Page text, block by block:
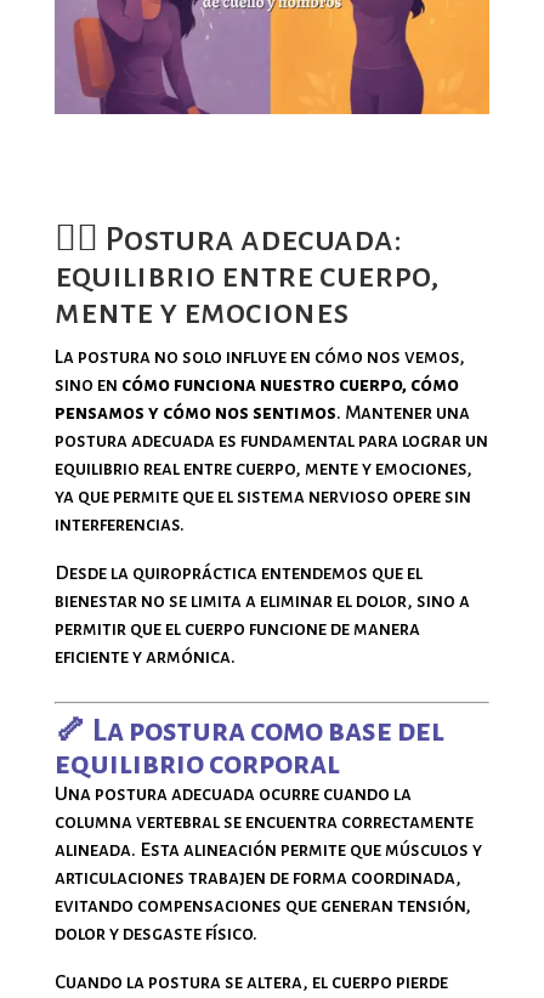
🧘‍♀️ Postura adecuada:
equilibrio entre cuerpo,
mente y emociones
La postura no solo influye en cómo nos vemos,
sino en cómo funciona nuestro cuerpo, cómo
pensamos y cómo nos sentimos. Mantener una
postura adecuada es fundamental para lograr un
equilibrio real entre cuerpo, mente y emociones,
ya que permite que el sistema nervioso opere sin
interferencias.
Desde la quiropráctica entendemos que el
bienestar no se limita a eliminar el dolor, sino a
permitir que el cuerpo funcione de manera
eficiente y armónica.
🦴 La postura como base del
equilibrio corporal
Una postura adecuada ocurre cuando la
columna vertebral se encuentra correctamente
alineada. Esta alineación permite que músculos y
articulaciones trabajen de forma coordinada,
evitando compensaciones que generan tensión,
dolor y desgaste físico.
Cuando la postura se altera, el cuerpo pierde